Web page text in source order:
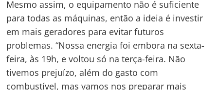
Mesmo assim, o equipamento não é suficiente
para todas as máquinas, então a ideia é investir
em mais geradores para evitar futuros
problemas. “Nossa energia foi embora na sexta-
feira, às 19h, e voltou só na terça-feira. Não
tivemos prejuízo, além do gasto com
combustível, mas vamos nos preparar mais